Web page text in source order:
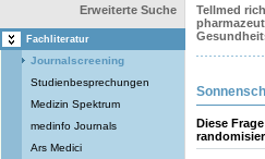
Erweiterte Suche
Fachliteratur
Journalscreening
Studienbesprechungen
Medizin Spektrum
medinfo Journals
Ars Medici
Tellmed
Diese